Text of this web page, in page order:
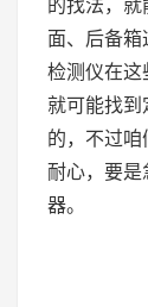
的找法，
面、后备
检测仪在这
就可能找到
的，不过
耐心，要是
器。